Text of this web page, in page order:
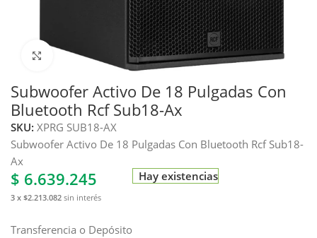
Haga clic para ampliar
Subwoofer Activo De 18 Pulgadas Con
Bluetooth Rcf Sub18-Ax
SKU: XPRG SUB18-AX
Subwoofer Activo De 18 Pulgadas Con Bluetooth Rcf Sub18-
Ax
$ 6.639.245
3 x $2.213.082 sin interés
Transferencia o Depósito
Hay existencias